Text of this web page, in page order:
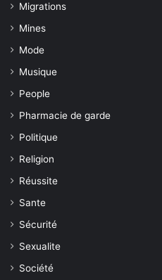
Migrations
Mines
Mode
Musique
People
Pharmacie de garde
Politique
Religion
Réussite
Sante
Sécurité
Sexualite
Société